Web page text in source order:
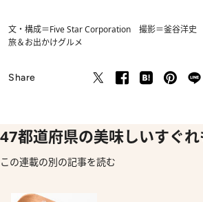
文・構成＝Five Star Corporation 撮影＝釜谷洋史
旅＆お出かけグルメ
Share
47都道府県の美味しいすぐ
この連載の別の記事を読む